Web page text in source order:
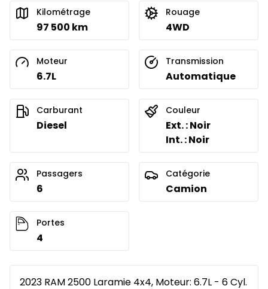
Kilométrage
97 500 km
Rouage
4WD
Moteur
6.7L
Transmission
Automatique
Carburant
Diesel
Couleur
Ext. : Noir
Int. : Noir
Passagers
6
Catégorie
Camion
Portes
4
2023 RAM 2500 Laramie 4x4, Moteur: 6.7L - 6 Cyl.